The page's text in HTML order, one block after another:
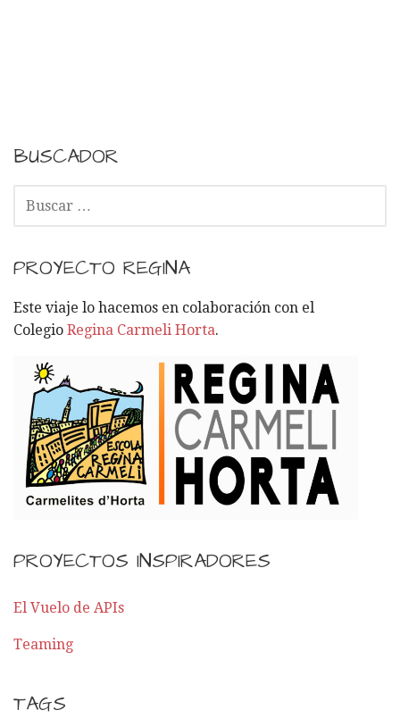
BUSCADOR
C
R
:
PROYECTO REGINA
Este viaje lo hacemos en colaboración con el
Colegio Regina Carmeli Horta.
PROYECTOS INSPIRADORES
El Vuelo de APIs
Teaming
TAGS